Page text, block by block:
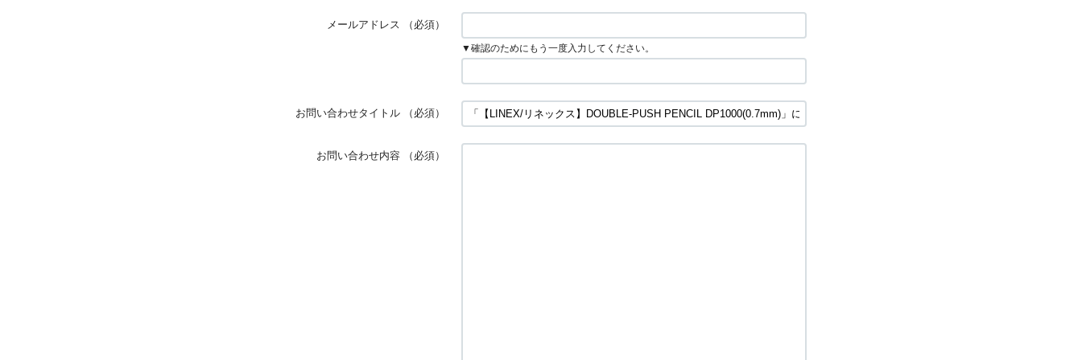
メールアドレス （必須）
▼確認のためにもう一度入力してください。
お問い合わせタイトル （必須）
お問い合わせ内容 （必須）